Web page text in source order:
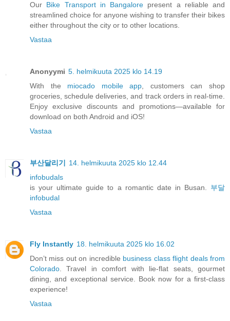
Our Bike Transport in Bangalore present a reliable and
streamlined choice for anyone wishing to transfer their bikes
either throughout the city or to other locations.
Vastaa
Anonyymi 5. helmikuuta 2025 klo 14.19
With the miocado mobile app , customers can shop
groceries, schedule deliveries, and track orders in real-time.
Enjoy exclusive discounts and promotions—available for
download on both Android and iOS!
Vastaa
부산달리기
14. helmikuuta 2025 klo 12.44
infobudals
is your ultimate guide to a romantic date in Busan. 부달
infobudal
Vastaa
Fly Instantly 18. helmikuuta 2025 klo 16.02
Don’t miss out on incredible business class flight deals from
Colorado . Travel in comfort with lie-flat seats, gourmet
dining, and exceptional service. Book now for a first-class
experience!
Vastaa